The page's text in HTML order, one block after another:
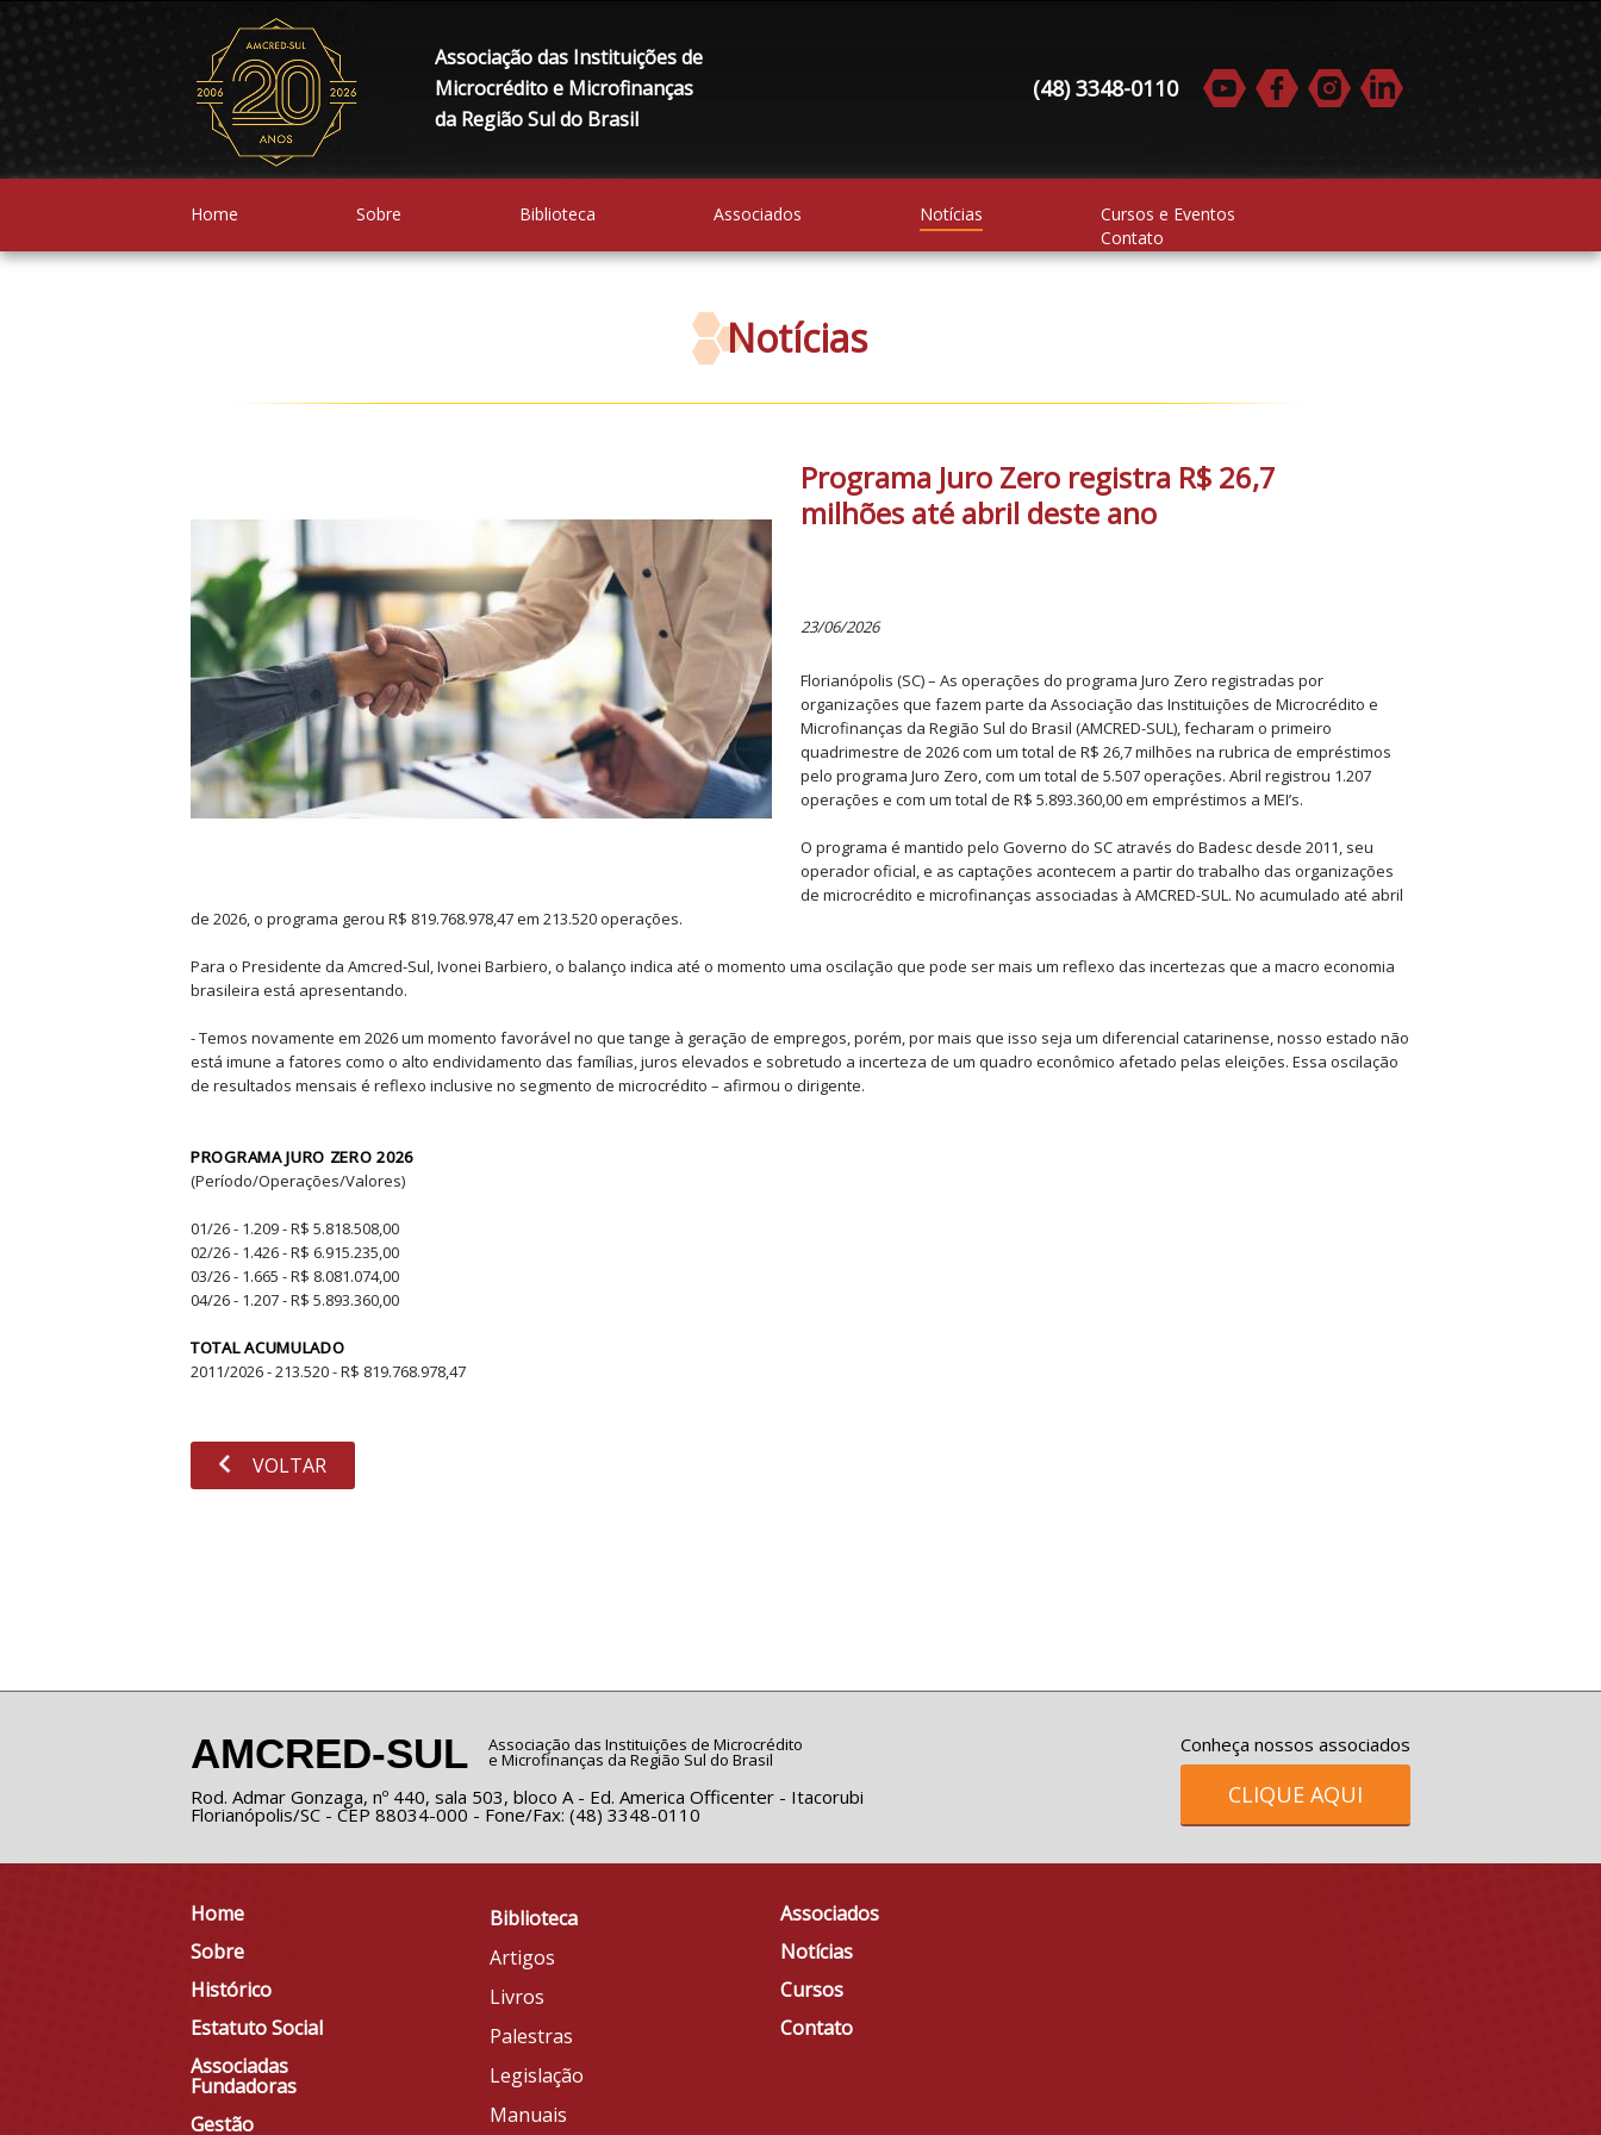
Associação das Instituições de
Microcrédito e Microfinanças
da Região Sul do Brasil
(48) 3348-0110
Home Sobre Biblioteca Associados Notícias
Cursos e Eventos
Contato
Notícias
Programa Juro Zero registra R$ 26,7
milhões até abril deste ano
23/06/2026
Florianópolis (SC) – As operações do programa Juro Zero registradas por
organizações que fazem parte da Associação das Instituições de Microcrédito e
Microfinanças da Região Sul do Brasil (AMCRED-SUL), fecharam o primeiro
quadrimestre de 2026 com um total de R$ 26,7 milhões na rubrica de empréstimos
pelo programa Juro Zero, com um total de 5.507 operações. Abril registrou 1.207
operações e com um total de R$ 5.893.360,00 em empréstimos a MEI’s.
O programa é mantido pelo Governo do SC através do Badesc desde 2011, seu
operador oficial, e as captações acontecem a partir do trabalho das organizações
de microcrédito e microfinanças associadas à AMCRED-SUL. No acumulado até abril
de 2026, o programa gerou R$ 819.768.978,47 em 213.520 operações.
Para o Presidente da Amcred-Sul, Ivonei Barbiero, o balanço indica até o momento uma oscilação que pode ser mais um reflexo das incertezas que a macro economia
brasileira está apresentando.
- Temos novamente em 2026 um momento favorável no que tange à geração de empregos, porém, por mais que isso seja um diferencial catarinense, nosso estado não
está imune a fatores como o alto endividamento das famílias, juros elevados e sobretudo a incerteza de um quadro econômico afetado pelas eleições. Essa oscilação
de resultados mensais é reflexo inclusive no segmento de microcrédito – afirmou o dirigente.
PROGRAMA JURO ZERO 2026
(Período/Operações/Valores)
01/26 - 1.209 - R$ 5.818.508,00
02/26 - 1.426 - R$ 6.915.235,00
03/26 - 1.665 - R$ 8.081.074,00
04/26 - 1.207 - R$ 5.893.360,00
TOTAL ACUMULADO
2011/2026 - 213.520 - R$ 819.768.978,47
VOLTAR
AMCRED-SUL Associação das Instituições de Microcrédito
e Microfinanças da Região Sul do Brasil
Rod. Admar Gonzaga, nº 440, sala 503, bloco A - Ed. America Officenter - Itacorubi
Florianópolis/SC - CEP 88034-000 - Fone/Fax: (48) 3348-0110
Conheça nossos associados
CLIQUE AQUI
Home
Sobre
Histórico
Estatuto Social
Associadas
Fundadoras
Gestão
Biblioteca
Artigos
Livros
Palestras
Legislação
Manuais
Associados
Notícias
Cursos
Contato